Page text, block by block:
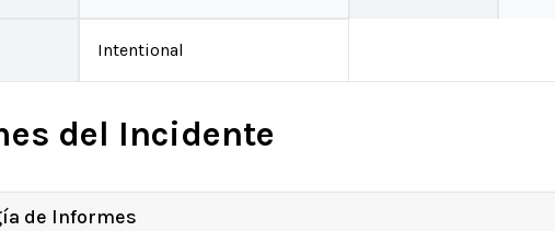
Intentional
del Incidente
de Informes